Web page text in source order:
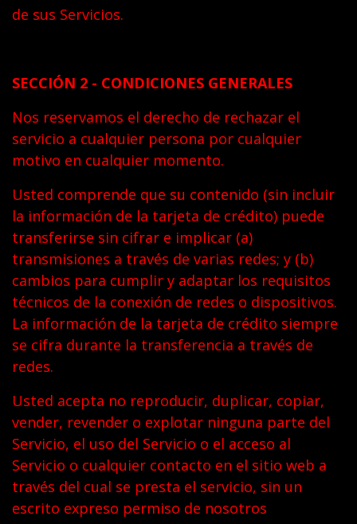
de sus Servicios.
SECCIÓN 2 - CONDICIONES GENERALES
Nos reservamos el derecho de rechazar el
servicio a cualquier persona por cualquier
motivo en cualquier momento.
Usted comprende que su contenido (sin incluir
la información de la tarjeta de crédito) puede
transferirse sin cifrar e implicar (a)
transmisiones a través de varias redes; y (b)
cambios para cumplir y adaptar los requisitos
técnicos de la conexión de redes o dispositivos.
La información de la tarjeta de crédito siempre
se cifra durante la transferencia a través de
redes.
Usted acepta no reproducir, duplicar, copiar,
vender, revender o explotar ninguna parte del
Servicio, el uso del Servicio o el acceso al
Servicio o cualquier contacto en el sitio web a
través del cual se presta el servicio, sin un
escrito expreso permiso de nosotros